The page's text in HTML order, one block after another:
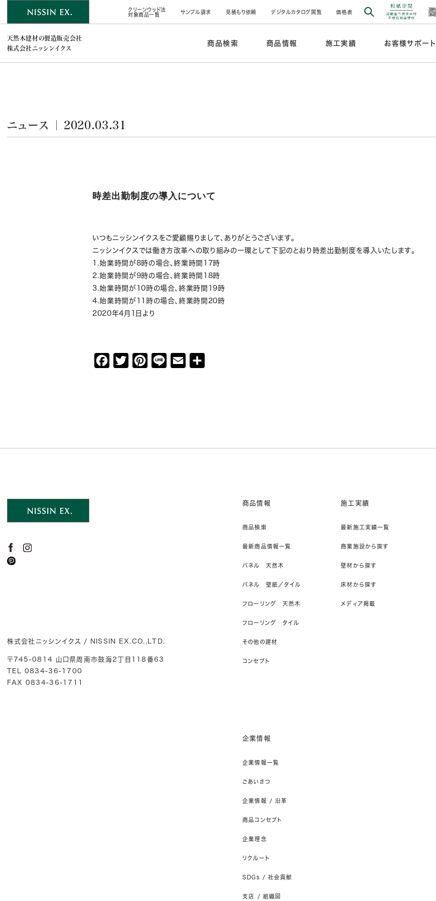
クリーンウッド法
対象商品一覧
サンプル請求 見積もり依頼 デジタルカタログ閲覧 価格表
天然木建材の製造販売会社
株式会社ニッシンイクス
商品検索 商品情報 施工実績 お客様サポート
ニュース ｜ 2020.03.31
時差出勤制度の導入について
いつもニッシンイクスをご愛顧賜りまして、ありがとうございます。
ニッシンイクスでは働き方改革への取り組みの一環として下記のとおり時差出勤制度を導入いたします。
1.始業時間が8時の場合、終業時間17時
2.始業時間が9時の場合、終業時間18時
3.始業時間が10時の場合、終業時間19時
4.始業時間が11時の場合、終業時間20時
2020年4月1日より
o
T
r
P
e
株式会社ニッシンイクス / NISSIN EX.CO.,LTD.
〒745-0814 山口県周南市鼓海2丁目118番63
TEL 0834-36-1700
FAX 0834-36-1711
商品情報
商品検索
最新商品情報一覧
パネル 天然木
パネル 壁紙／タイル
フローリング 天然木
フローリング タイル
その他の建材
コンセプト
施工実績
最新施工実績一覧
商業施設から探す
壁材から探す
床材から探す
メディア掲載
企業情報
企業情報一覧
ごあいさつ
企業情報 / 沿革
商品コンセプト
企業理念
リクルート
SDGs / 社会貢献
支店 / 組織図